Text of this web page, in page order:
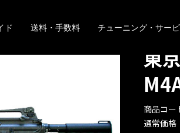
ド 送料・手数料 チューニング・サー
東
商品コー
通常価格